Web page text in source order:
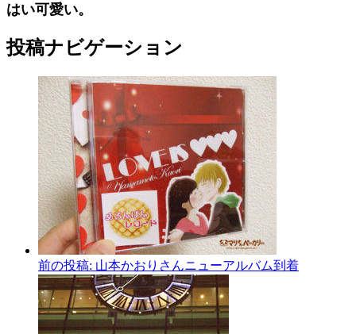
はい可愛い。
投稿ナビゲーション
前の投稿: 山本かおりさんニューアルバム到着